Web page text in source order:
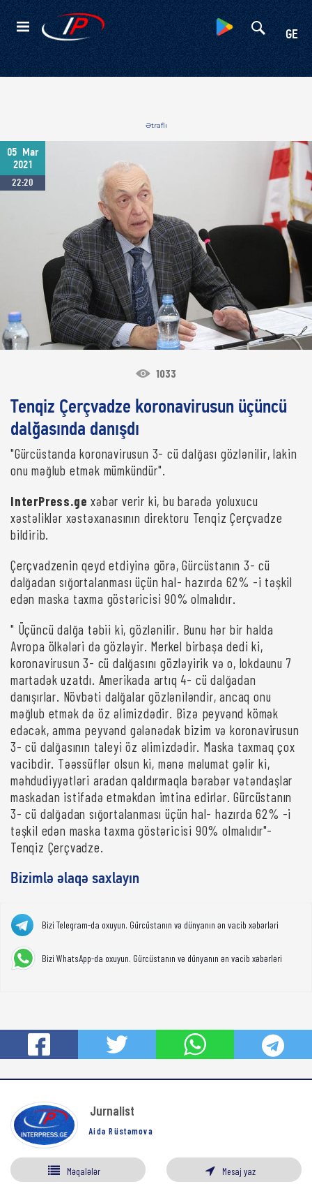
GE
Kateqoriyalar
Ətraflı
05
Mar
2021
22:20
1033
Tenqiz Çerçvadze koronavirusun üçüncü
dalğasında danışdı
"Gürcüstanda koronavirusun 3- cü dalğası gözlənilir, lakin
onu məğlub etmək mümkündür".
InterPress.gexəbər verir ki, bu barədə yoluxucu
xəstəliklər xəstəxanasının direktoru Tenqiz Çerçvadze
bildirib.
Çerçvadzenin qeyd etdiyinə görə, Gürcüstanın 3- cü
dalğadan sığortalanması üçün hal- hazırda 62% -i təşkil
edən maska taxma göstəricisi 90% olmalıdır.
" Üçüncü dalğa təbii ki, gözlənilir. Bunu hər bir halda
Avropa ölkələri də gözləyir. Merkel birbaşa dedi ki,
koronavirusun 3- cü dalğasını gözləyirik və o, lokdaunu 7
martadək uzatdı. Amerikada artıq 4- cü dalğadan
danışırlar. Növbəti dalğalar gözləniləndir, ancaq onu
məğlub etmək də öz əlimizdədir. Bizə peyvənd kömək
edəcək, amma peyvənd gələnədək bizim və koronavirusun
3- cü dalğasının taleyi öz əlimizdədir. Maska taxmaq çox
vacibdir. Təəssüflər olsun ki, mənə məlumat gəlir ki,
məhdudiyyətləri aradan qaldırmaqla bərabər vətəndaşlar
maskadan istifadə etməkdən imtina edirlər. Gürcüstanın
3- cü dalğadan sığortalanması üçün hal- hazırda 62% -i
təşkil edən maska taxma göstəricisi 90% olmalıdır"-
Tenqiz Çerçvadze.
Bizimlə əlaqə saxlayın
Bizi Telegram-da oxuyun. Gürcüstanın və dünyanın ən vacib xəbərləri
Bizi WhatsApp-da oxuyun. Gürcüstanın və dünyanın ən vacib xəbərləri
Jurnalist
Aidə Rüstəmova
Məqalələr Mesaj yaz